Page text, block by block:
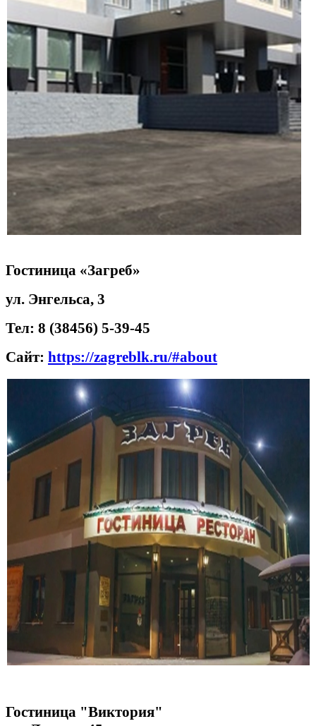
Гостиница «Загреб»
ул. Энгельса, 3
Тел: 8 (38456) 5-39-45
Сайт: https://zagreblk.ru/#about
Гостиница "Виктория"